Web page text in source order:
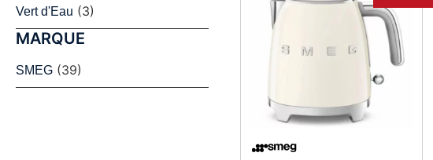
Vert d'Eau (3)
MARQUE
SMEG (39)